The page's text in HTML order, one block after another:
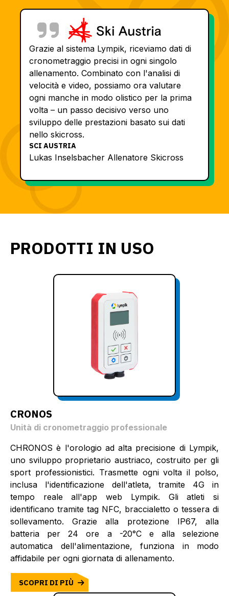
Grazie al sistema Lympik, riceviamo dati di
cronometraggio precisi in ogni singolo
allenamento. Combinato con l'analisi di
velocità e video, possiamo ora valutare
ogni manche in modo olistico per la prima
volta – un passo decisivo verso uno
sviluppo delle prestazioni basato sui dati
nello skicross.
SCI AUSTRIA
Lukas Inselsbacher Allenatore Skicross
PRODOTTI IN USO
CRONOS
Unità di cronometraggio professionale
CHRONOS è l'orologio ad alta precisione di Lympik,
uno sviluppo proprietario austriaco, costruito per gli
sport professionistici. Trasmette ogni volta il polso,
inclusa l'identificazione dell'atleta, tramite 4G in
tempo reale all'app web Lympik. Gli atleti si
identificano tramite tag NFC, braccialetto o tessera di
sollevamento. Grazie alla protezione IP67, alla
batteria per 24 ore a -20°C e alla selezione
automatica dell'alimentazione, funziona in modo
affidabile per ogni giornata di allenamento.
SCOPRI DI PIÙ